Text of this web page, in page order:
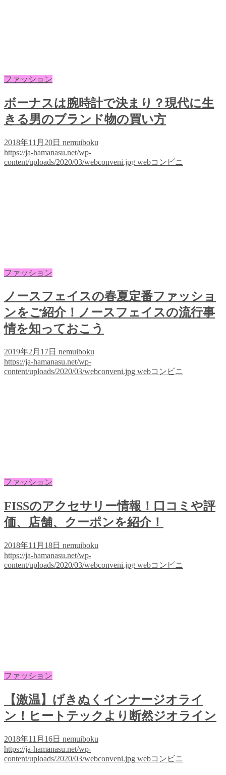
ファッション
ボーナスは腕時計で決まり？現代に生
きる男のブランド物の買い方
2018年11月20日 nemuiboku
https://ja-hamanasu.net/wp-
content/uploads/2020/03/webconveni.jpg webコンビニ
ファッション
ノースフェイスの春夏定番ファッショ
ンをご紹介！ノースフェイスの流行事
情を知っておこう
2019年2月17日 nemuiboku
https://ja-hamanasu.net/wp-
content/uploads/2020/03/webconveni.jpg webコンビニ
ファッション
FISSのアクセサリー情報！口コミや評
価、店舗、クーポンを紹介！
2018年11月18日 nemuiboku
https://ja-hamanasu.net/wp-
content/uploads/2020/03/webconveni.jpg webコンビニ
ファッション
【激温】げきぬくインナージオライ
ン！ヒートテックより断然ジオライン
2018年11月16日 nemuiboku
https://ja-hamanasu.net/wp-
content/uploads/2020/03/webconveni.jpg webコンビニ